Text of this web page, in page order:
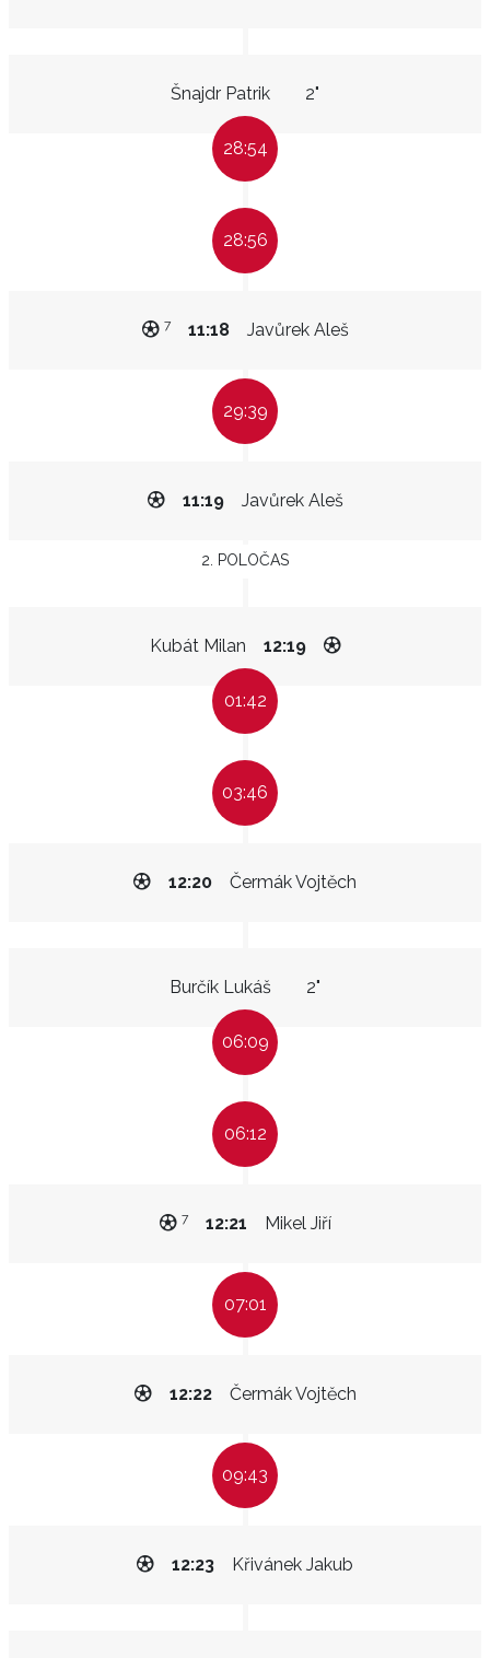
Šnajdr Patrik 2"
28:54
28:56
Javůrek Aleš
11:18
7
29:39
Javůrek Aleš
11:19
2. POLOČAS
Kubát Milan 12:19
01:42
03:46
Čermák Vojtěch
12:20
Burčík Lukáš 2"
06:09
06:12
Mikel Jiří
12:21
7
07:01
Čermák Vojtěch
12:22
09:43
Křivánek Jakub
12:23